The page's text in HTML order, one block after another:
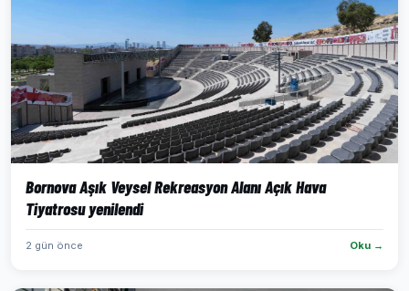
Bornova Aşık Veysel Rekreasyon Alanı Açık Hava
Tiyatrosu yenilendi
2 gün önce Oku →